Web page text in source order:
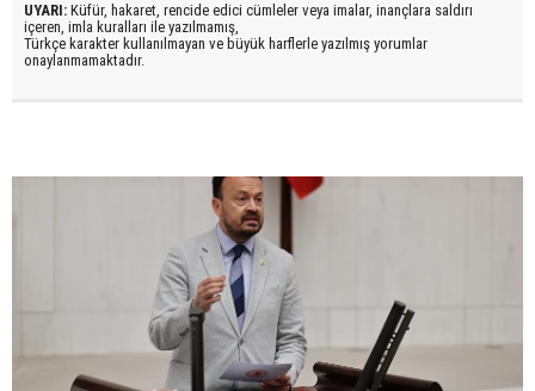
UYARI: Küfür, hakaret, rencide edici cümleler veya imalar, inançlara saldırı
içeren, imla kuralları ile yazılmamış,
Türkçe karakter kullanılmayan ve büyük harflerle yazılmış yorumlar
onaylanmamaktadır.